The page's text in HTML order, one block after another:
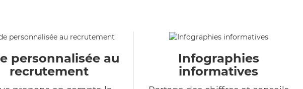
personnalisée au
recrutement
Infographies
informatives